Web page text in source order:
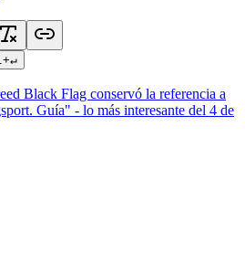
+↵
Black Flag conservó la referencia a
Guía" - lo más interesante del 4 de